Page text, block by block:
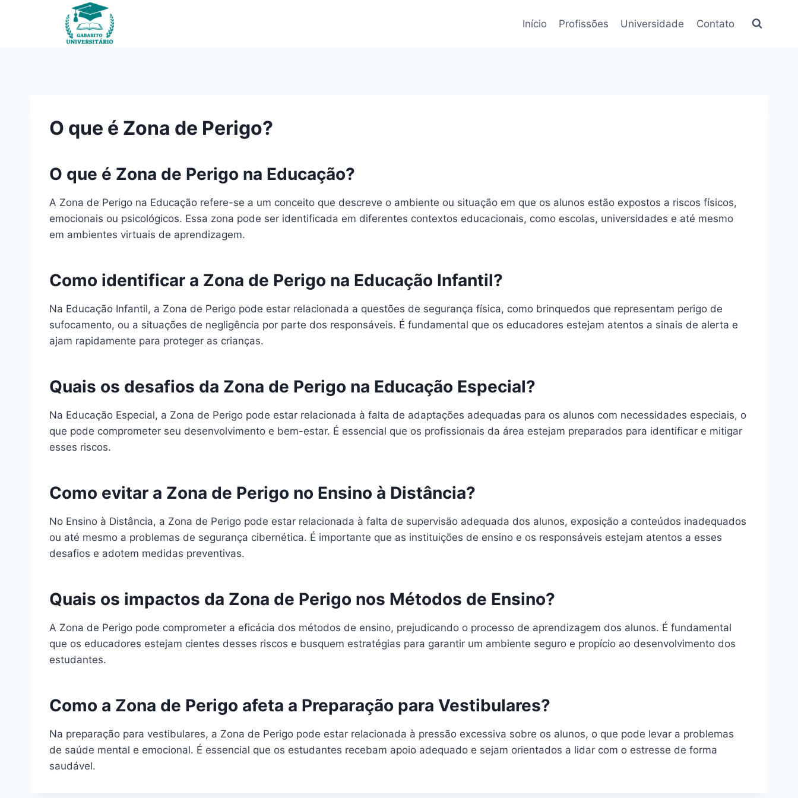
Início Profissões Universidade Contato
O que é Zona de Perigo?
O que é Zona de Perigo na Educação?
A Zona de Perigo na Educação refere-se a um conceito que descreve o ambiente ou situação em que os alunos estão expostos a riscos físicos,
emocionais ou psicológicos. Essa zona pode ser identificada em diferentes contextos educacionais, como escolas, universidades e até mesmo
em ambientes virtuais de aprendizagem.
Como identificar a Zona de Perigo na Educação Infantil?
Na Educação Infantil, a Zona de Perigo pode estar relacionada a questões de segurança física, como brinquedos que representam perigo de
sufocamento, ou a situações de negligência por parte dos responsáveis. É fundamental que os educadores estejam atentos a sinais de alerta e
ajam rapidamente para proteger as crianças.
Quais os desafios da Zona de Perigo na Educação Especial?
Na Educação Especial, a Zona de Perigo pode estar relacionada à falta de adaptações adequadas para os alunos com necessidades especiais, o
que pode comprometer seu desenvolvimento e bem-estar. É essencial que os profissionais da área estejam preparados para identificar e mitigar
esses riscos.
Como evitar a Zona de Perigo no Ensino à Distância?
No Ensino à Distância, a Zona de Perigo pode estar relacionada à falta de supervisão adequada dos alunos, exposição a conteúdos inadequados
ou até mesmo a problemas de segurança cibernética. É importante que as instituições de ensino e os responsáveis estejam atentos a esses
desafios e adotem medidas preventivas.
Quais os impactos da Zona de Perigo nos Métodos de Ensino?
A Zona de Perigo pode comprometer a eficácia dos métodos de ensino, prejudicando o processo de aprendizagem dos alunos. É fundamental
que os educadores estejam cientes desses riscos e busquem estratégias para garantir um ambiente seguro e propício ao desenvolvimento dos
estudantes.
Como a Zona de Perigo afeta a Preparação para Vestibulares?
Na preparação para vestibulares, a Zona de Perigo pode estar relacionada à pressão excessiva sobre os alunos, o que pode levar a problemas
de saúde mental e emocional. É essencial que os estudantes recebam apoio adequado e sejam orientados a lidar com o estresse de forma
saudável.